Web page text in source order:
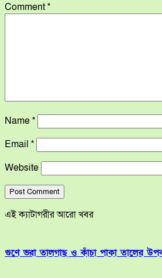
Comment*
Name*
Email *
Website
এই ক্যাটাগরীর আরো খবর
গুণে ভরা তালগাছ ও কাঁচা পাকা তালের